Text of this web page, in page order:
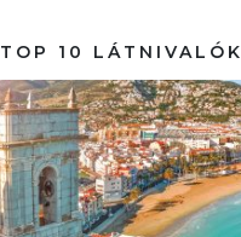
TOP 10 LÁTNIVALÓK